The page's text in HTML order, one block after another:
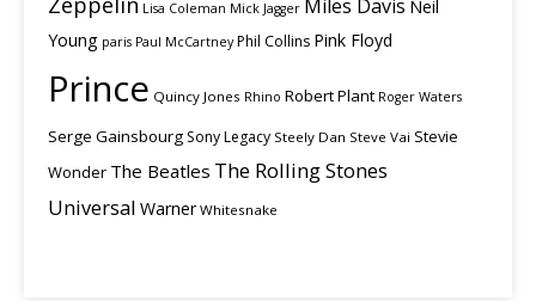
Lisa Coleman Mick Jagger Miles Davis Neil
Young paris Paul McCartney Phil Collins Pink Floyd
Prince Quincy Jones Rhino Robert Plant Roger Waters
Serge Gainsbourg Sony Legacy Steely Dan Steve Vai Stevie
Wonder The Beatles The Rolling Stones
Universal Warner Whitesnake